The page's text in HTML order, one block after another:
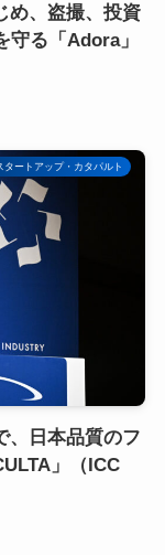
め、盗撮、投資
守る「Adora」
タートアップ・カタパルト
、日本品質のフ
」（ICC